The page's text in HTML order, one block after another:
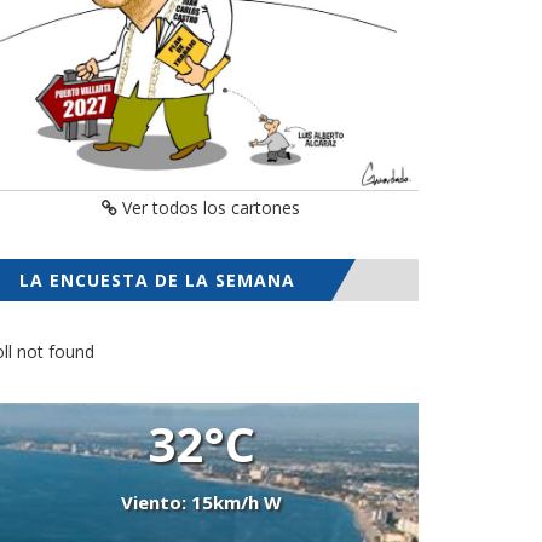
Ver todos los cartones
LA ENCUESTA DE LA SEMANA
not found
32°C
Viento: 15km/h W